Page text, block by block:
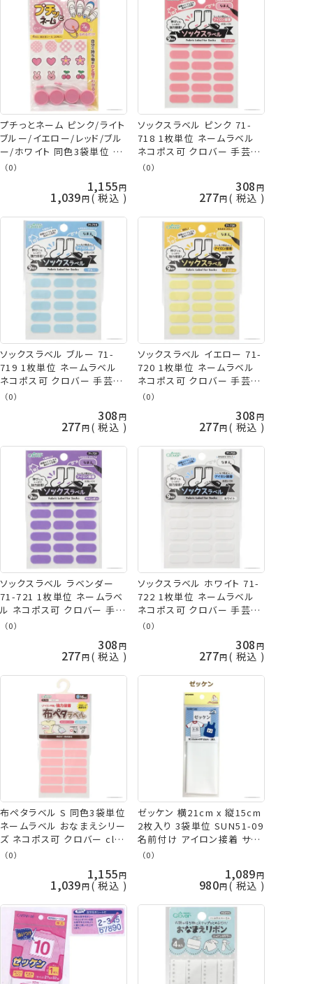
プチっとネーム ピンク/ライト
ブルー/イエロー/レッド/ブル
ー/ホワイト 同色3袋単位 お
なまえつけ 目印 おなまえシ
（0）
1,155
1,039 税込
ソックスラベル ピンク 71-
718 1枚単位 ネームラベル
ネコポス可 クロバー 手芸の
山久
（0）
308
277 税込
ソックスラベル ブルー 71-
719 1枚単位 ネームラベル
ネコポス可 クロバー 手芸の
山久
（0）
308
277 税込
ソックスラベル イエロー 71-
720 1枚単位 ネームラベル
ネコポス可 クロバー 手芸の
山久
（0）
308
277 税込
ソックスラベル ラベンダー
71-721 1枚単位 ネームラベ
ル ネコポス可 クロバー 手芸
の山久
（0）
308
277 税込
ソックスラベル ホワイト 71-
722 1枚単位 ネームラベル
ネコポス可 クロバー 手芸の
山久
（0）
308
277 税込
布ペタラベル S 同色3袋単位
ネームラベル おなまえシリー
ズ ネコポス可 クロバー clv
手芸の山久
（0）
1,155
1,039 税込
ゼッケン 横21cm x 縦15cm
2枚入り 3袋単位 SUN51-09
名前付け アイロン接着 サン
コッコー kiyo ネコポス可 手
（0）
1,089
980 税込